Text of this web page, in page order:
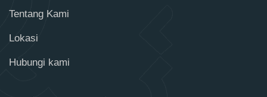
Tentang Kami
Lokasi
Hubungi kami